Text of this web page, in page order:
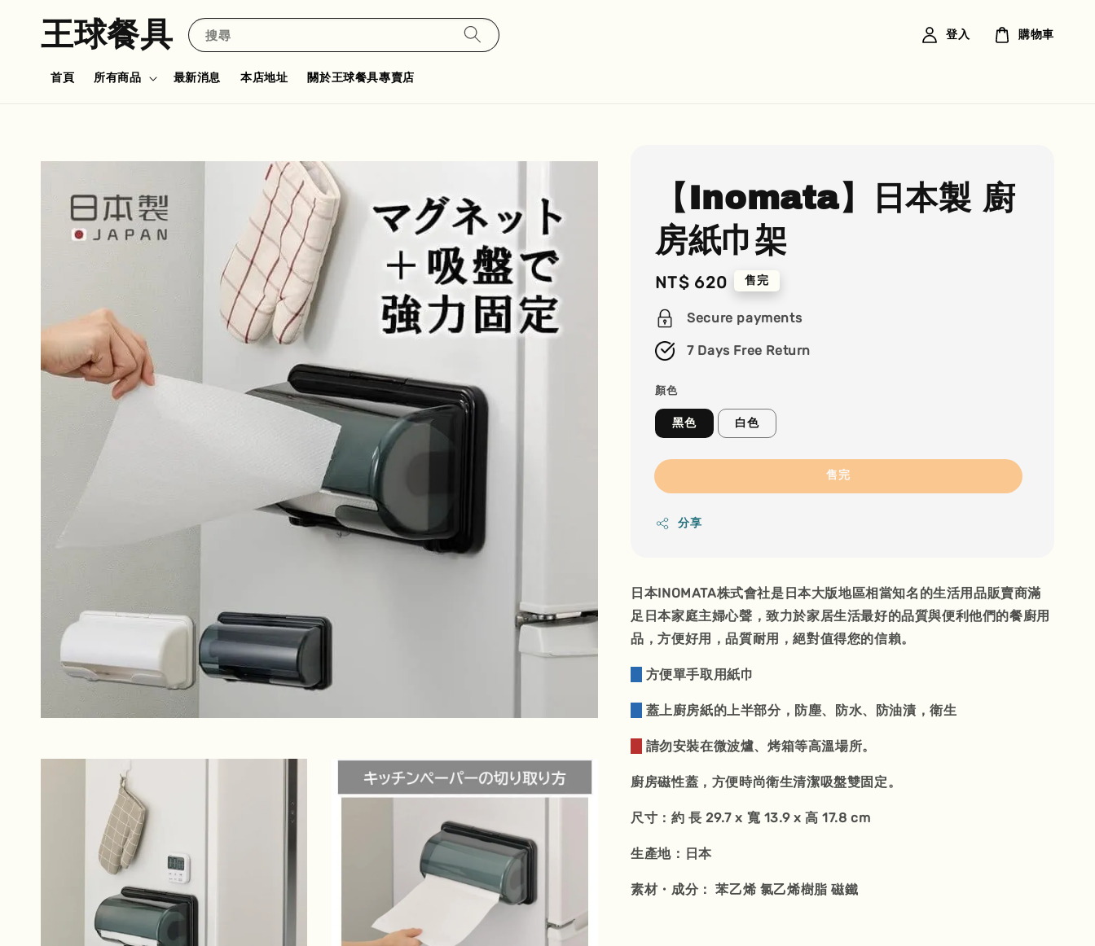
王球餐具 搜尋
首頁 所有商品 最新消息 本店地址 關於王球餐具專賣店
登入 購物車
【Inomata】日本製 廚
房紙巾架
Regular
price
NT$ 620 售完
Secure payments
7 Days Free Return
顏色
黑色 白色
售完
分享
日本INOMATA株式會社是日本大版地區相當知名的生活用品販賣商滿
足日本家庭主婦心聲，致力於家居生活最好的品質與便利他們的餐廚用
品，方便好用，品質耐用，絕對值得您的信賴。
方便單手取用紙巾
蓋上廚房紙的上半部分，防塵、防水、防油漬，衛生
請勿安裝在微波爐、烤箱等高溫場所。
廚房磁性蓋，方便時尚衛生清潔吸盤雙固定。
尺寸：約 長 29.7 x 寬 13.9 x 高 17.8 cm
生產地：日本
素材・成分： 苯乙烯 氯乙烯樹脂 磁鐵